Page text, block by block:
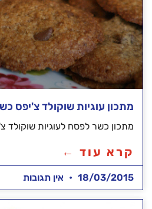
מתכון עוגיות שוקולד צ'יפס
מתכון כשר לפסח לעוגיות שוקולד
קרא עוד ←
18/03/2015 אין תגובות